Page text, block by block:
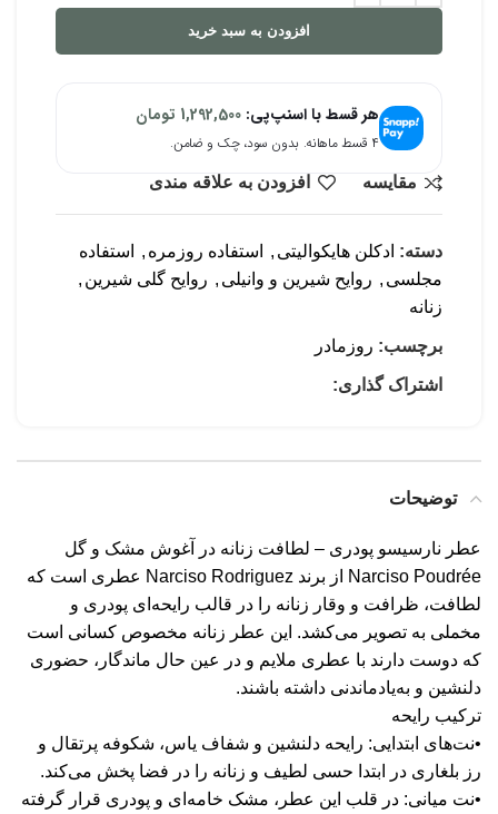
افزودن به سبد خرید
هر قسط با اسنپ‌پی: 1,292,500 تومان
۴ قسط ماهانه. بدون سود، چک و ضامن.
مقایسه افزودن به علاقه مندی
دسته: ادکلن هایکوالیتی , استفاده روزمره ,
استفاده
مجلسی , روایح شیرین و وانیلی , روایح گلی شیرین ,
زنانه
برچسب: روزمادر
اشتراک گذاری:
توضیحات
عطر نارسیسو پودری – لطافت زنانه در آغوش مشک و گل
Narciso Poudrée از برند Narciso Rodriguez عطری است که
لطافت، ظرافت و وقار زنانه را در قالب رایحه‌ای پودری و
مخملی به تصویر می‌کشد. این عطر زنانه مخصوص کسانی است
که دوست دارند با عطری ملایم و در عین حال ماندگار، حضوری
دلنشین و به‌یادماندنی داشته باشند.
ترکیب رایحه
•نت‌های ابتدایی: رایحه‌ دلنشین و شفاف یاس، شکوفه پرتقال و
رز بلغاری در ابتدا حسی لطیف و زنانه را در فضا پخش می‌کند.
•نت میانی: در قلب این عطر، مشک خامه‌ای و پودری قرار گرفته